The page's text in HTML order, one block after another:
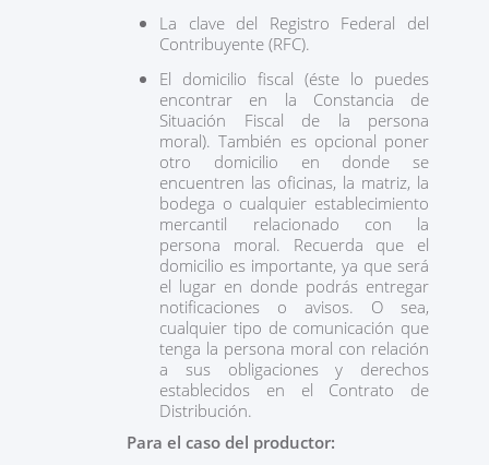
La clave del Registro Federal del
Contribuyente (RFC).
El domicilio fiscal (éste lo puedes
encontrar en la Constancia de
Situación Fiscal de la persona
moral). También es opcional poner
otro domicilio en donde se
encuentren las oficinas, la matriz, la
bodega o cualquier establecimiento
mercantil relacionado con la
persona moral. Recuerda que el
domicilio es importante, ya que será
el lugar en donde podrás entregar
notificaciones o avisos. O sea,
cualquier tipo de comunicación que
tenga la persona moral con relación
a sus obligaciones y derechos
establecidos en el Contrato de
Distribución.
Para el caso del productor: